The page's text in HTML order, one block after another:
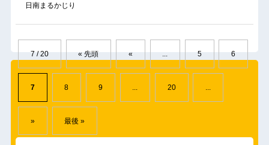
日南まるかじり
7 / 20 « 先頭 « ... 5 6
7 8 9 ... 20 ...
» 最後 »